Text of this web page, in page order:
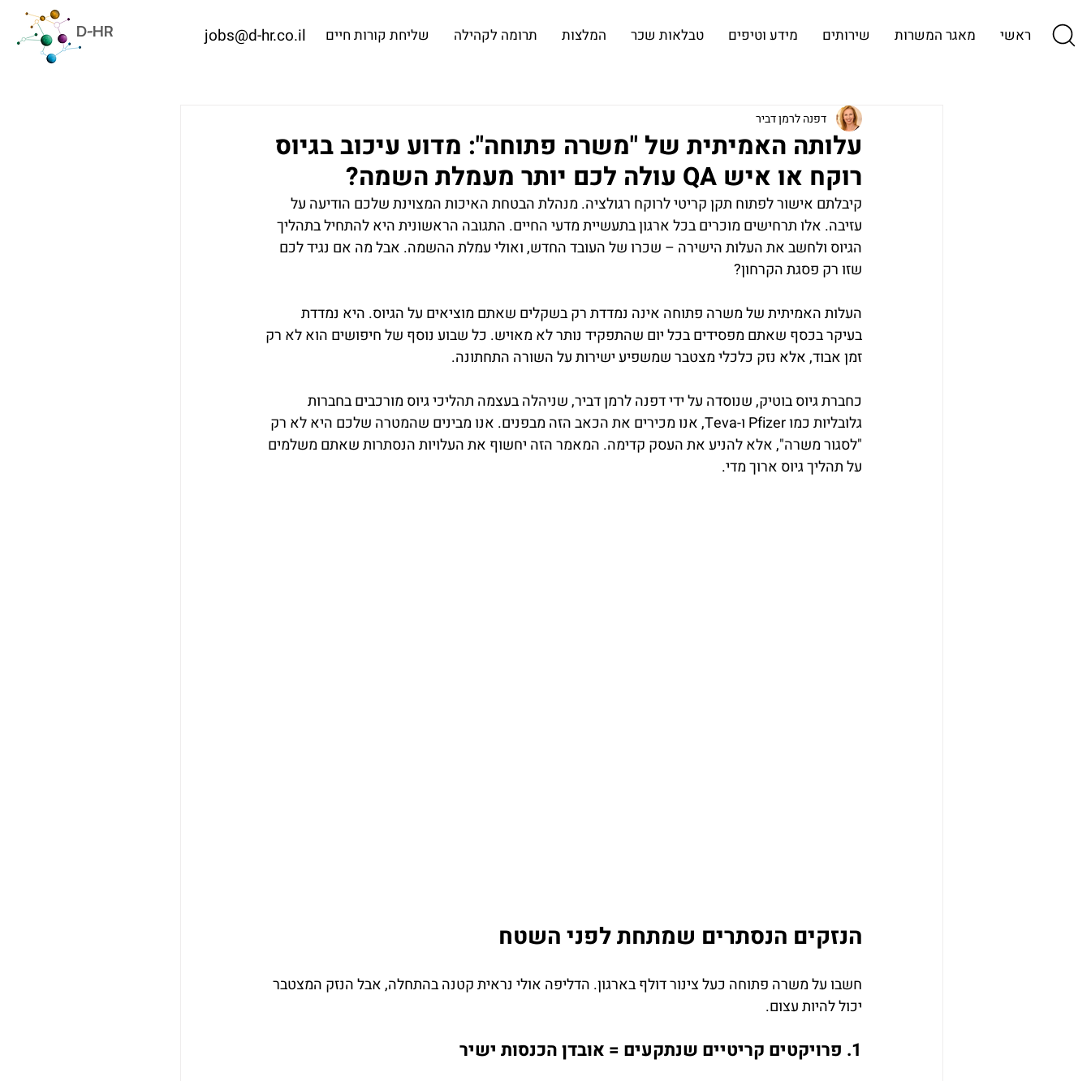
D-HR ראשי מאגר המשרות שירותים מידע וטיפים טבלאות שכר המלצות תרומה לקהילה שליחת קורות חיים jobs@d-hr.co.il
עלותה האמיתית של "משרה פתוחה": מדוע עיכוב בגיוס
רוקח או איש QA עולה לכם יותר מעמלת השמה?
דפנה לרמן דביר
קיבלתם אישור לפתוח תקן קריטי לרוקח רגולציה. מנהלת הבטחת האיכות המצוינת שלכם הודיעה על
עזיבה. אלו תרחישים מוכרים בכל ארגון בתעשיית מדעי החיים. התגובה הראשונית היא להתחיל בתהליך
הגיוס ולחשב את העלות הישירה – שכרו של העובד החדש, ואולי עמלת ההשמה. אבל מה אם נגיד לכם
שזו רק פסגת הקרחון?
העלות האמיתית של משרה פתוחה אינה נמדדת רק בשקלים שאתם מוציאים על הגיוס. היא נמדדת
בעיקר בכסף שאתם מפסידים בכל יום שהתפקיד נותר לא מאויש. כל שבוע נוסף של חיפושים הוא לא רק
זמן אבוד, אלא נזק כלכלי מצטבר שמשפיע ישירות על השורה התחתונה.
כחברת גיוס בוטיק, שנוסדה על ידי דפנה לרמן דביר, שניהלה בעצמה תהליכי גיוס מורכבים בחברות
גלובליות כמו Pfizer ו-Teva, אנו מכירים את הכאב הזה מבפנים. אנו מבינים שהמטרה שלכם היא לא רק
"לסגור משרה", אלא להניע את העסק קדימה. המאמר הזה יחשוף את העלויות הנסתרות שאתם משלמים
על תהליך גיוס ארוך מדי.
הנזקים הנסתרים שמתחת לפני השטח
חשבו על משרה פתוחה כעל צינור דולף בארגון. הדליפה אולי נראית קטנה בהתחלה, אבל הנזק המצטבר
יכול להיות עצום.
1. פרויקטים קריטיים שנתקעים = אובדן הכנסות ישיר